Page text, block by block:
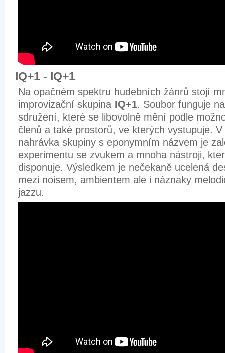
IQ+1 - IQ+1
Na opačném spektru hudebních žánrů stojí
improvizační skupina IQ+1. Soubor funguje
sdružení, které se libovolně mění podle
členů a také prostorů, ve kterých vystupuje.
nahrávka skupiny s eponymním názvem je
experimentu se zvukem a mnoha nástroji,
disponuje. Výsledkem je nečekaně ucelená
mezi noisem, ambientem ale i náznaky
jazzu.